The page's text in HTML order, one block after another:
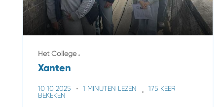
Het College
Xanten
10 10 2025 1 MINUTEN LEZEN
175 KEER
BEKEKEN